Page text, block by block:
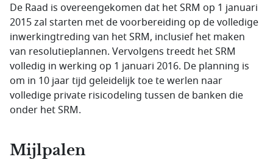
De Raad is overeengekomen dat het SRM op 1 januari
2015 zal starten met de voorbereiding op de volledige
inwerkingtreding van het SRM, inclusief het maken
van resolutieplannen. Vervolgens treedt het SRM
volledig in werking op 1 januari 2016. De planning is
om in 10 jaar tijd geleidelijk toe te werlen naar
volledige private risicodeling tussen de banken die
onder het SRM.
Mijlpalen